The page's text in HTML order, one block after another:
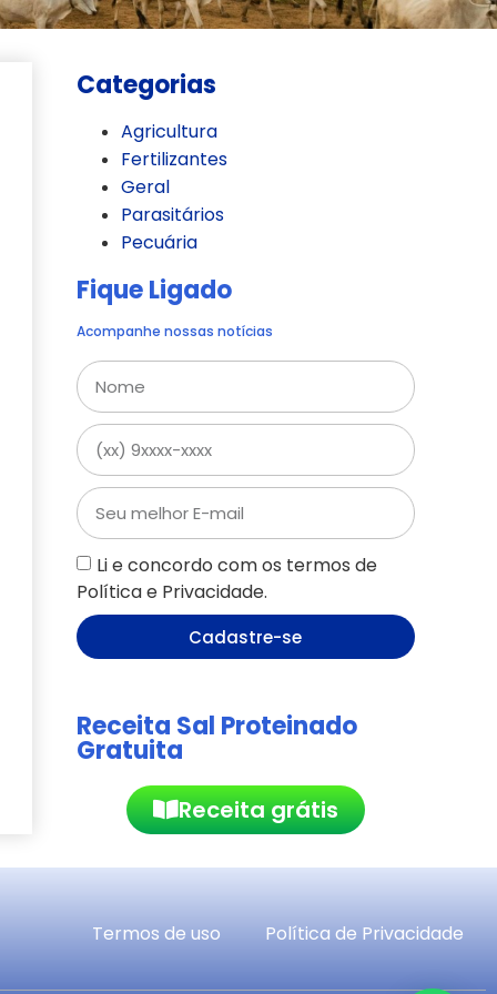
Categorias
Agricultura
Fertilizantes
Geral
Parasitários
Pecuária
Fique Ligado
Acompanhe nossas notícias
Li e concordo com os termos de
Política e Privacidade.
Cadastre-se
Receita Sal Proteinado
Gratuita
Receita grátis
Termos de uso Política de Privacidade